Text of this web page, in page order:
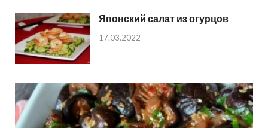
Японский салат из огурцов
17.03.2022